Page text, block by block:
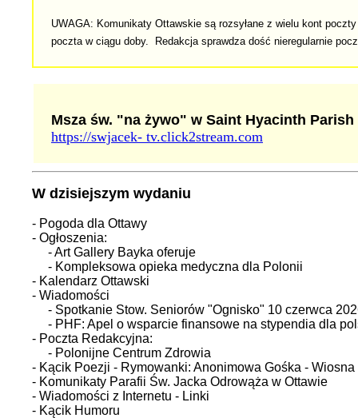
UWAGA: Komunikaty Ottawskie są rozsyłane z wielu kont
poczta w ciągu doby. Redakcja sprawdza dość nieregularnie
Msza św. "na żywo" w Saint Hyacinth Parish
https://swjacek- tv.click2stream.com
W dzisiejszym wydaniu
- Pogoda dla Ottawy
- Ogłoszenia:
- Art Gallery Bayka oferuje
- Kompleksowa opieka medyczna dla Polonii
- Kalendarz Ottawski
- Wiadomości
- Spotkanie Stow. Seniorów "Ognisko" 10 czerwca
- PHF: Apel o wsparcie finansowe na stypendia dla
- Poczta Redakcyjna:
- Polonijne Centrum Zdrowia
- Kącik Poezji - Rymowanki: Anonimowa Gośka -
- Komunikaty Parafii Św. Jacka Odrowąża w Ottawie
- Wiadomości z Internetu - Linki
- Kącik Humoru